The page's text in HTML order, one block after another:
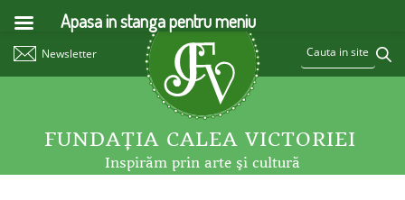
Newsletter
FUNDAŢIA CALEA VICTORIEI
Inspirăm prin arte şi cultură
Apasa in stanga pentru meniu